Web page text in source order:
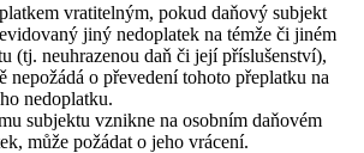
vratitelným, pokud daňový subjekt
jiný nedoplatek na témže či jiném
(tj. neuhrazenou daň či její příslušenství),
nepožádá o převedení tohoto přeplatku na
nedoplatku.
subjektu vznikne na osobním daňovém
může požádat o jeho vrácení.